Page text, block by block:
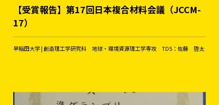
【受賞報告】第17回日本複合材料会議（JCCM-
17）
早稲田大学 | 創造理工学研究科 地球・環境資源理工学専攻 TD5：佐藤 啓太